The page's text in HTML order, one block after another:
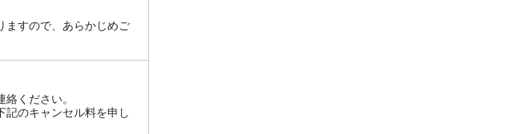
ますので、あらかじめご
ください。
記のキャンセル料を申し